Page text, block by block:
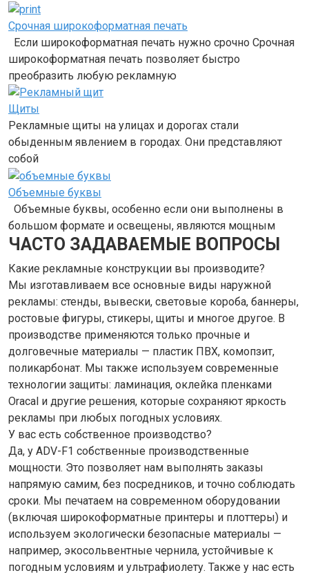
Срочная широкоформатная печать
Если широкоформатная печать нужно срочно Срочная
широкоформатная печать позволяет быстро
преобразить любую рекламную
Щиты
Рекламные щиты на улицах и дорогах стали
обыденным явлением в городах. Они представляют
собой
Объемные буквы
Объемные буквы, особенно если они выполнены в
большом формате и освещены, являются мощным
ЧАСТО ЗАДАВАЕМЫЕ ВОПРОСЫ
Какие рекламные конструкции вы производите?
Мы изготавливаем все основные виды наружной
рекламы: стенды, вывески, световые короба, баннеры,
ростовые фигуры, стикеры, щиты и многое другое. В
производстве применяются только прочные и
долговечные материалы — пластик ПВХ, комопзит,
поликарбонат. Мы также используем современные
технологии защиты: ламинация, оклейка пленками
Oracal и другие решения, которые сохраняют яркость
рекламы при любых погодных условиях.
У вас есть собственное производство?
Да, у ADV-F1 собственные производственные
мощности. Это позволяет нам выполнять заказы
напрямую самим, без посредников, и точно соблюдать
сроки. Мы печатаем на современном оборудовании
(включая широкоформатные принтеры и плоттеры) и
используем экологически безопасные материалы —
например, экосольвентные чернила, устойчивые к
погодным условиям и ультрафиолету. Также у нас есть